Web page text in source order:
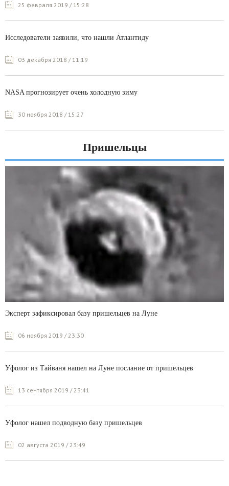
25 февраля 2019 / 15:28
Исследователи заявили, что нашли Атлантиду
03 декабря 2018 / 11:19
NASA прогнозирует очень холодную зиму
30 ноября 2018 / 15:27
Пришельцы
Эксперт зафиксировал базу пришельцев на Луне
06 ноября 2019 / 23:30
Уфолог из Тайваня нашел на Луне послание от пришельцев
13 сентября 2019 / 23:41
Уфолог нашел подводную базу пришельцев
02 августа 2019 / 23:49